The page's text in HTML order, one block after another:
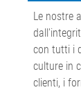
Le nostre
con tutti i
culture in
clienti, i